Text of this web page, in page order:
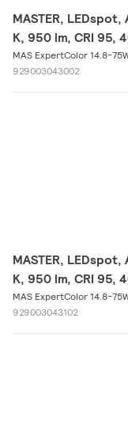
MASTER, LEDspot,
K, 950 lm, CRI 95,
MAS ExpertColor 14.8-
929003043002
MASTER, LEDspot,
K, 950 lm, CRI 95,
MAS ExpertColor 14.8-
929003043102